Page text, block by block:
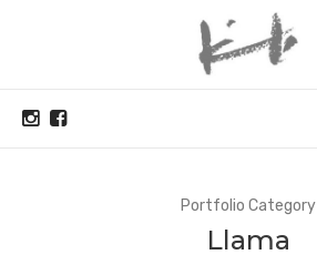
Portfolio Category
Llama